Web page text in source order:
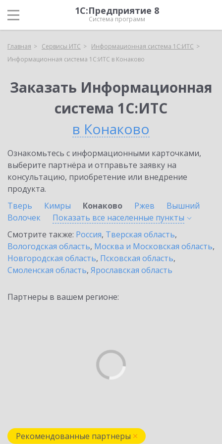
1С:Предприятие 8
Система программ
Главная Сервисы ИТС
Информационная система 1С:ИТС
Информационная система 1С:ИТС в Конаково
Заказать Информационная
система 1С:ИТС
в Конаково
Ознакомьтесь с информационными карточками,
выберите партнёра и отправьте заявку на
консультацию, приобретение или внедрение
продукта.
Тверь
Кимры Конаково Ржев
Вышний
Волочек
Показать все населенные пункты
Смотрите также: Россия, Тверская область,
Вологодская область, Москва и Московская область,
Новгородская область, Псковская область,
Смоленская область, Ярославская область
Партнеры в вашем регионе:
Рекомендованные партнеры